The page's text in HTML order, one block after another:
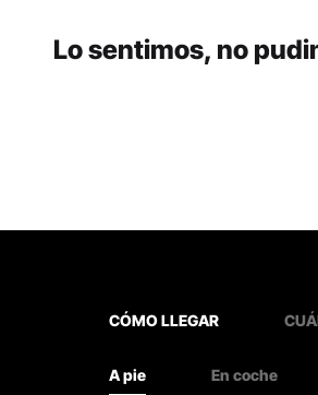
Lo sentimos, no
CÓMO LLEGAR
A pie En coche